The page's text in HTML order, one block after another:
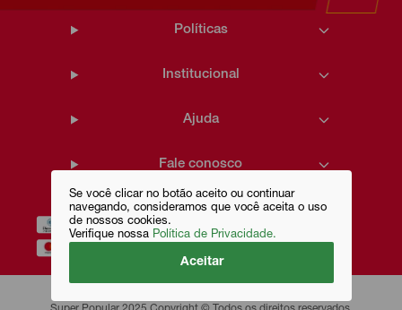
Se você clicar no botão aceito ou continuar
navegando, consideramos que você aceita o uso
de nossos cookies.
Verifique nossa Política de Privacidade.
Aceitar
Políticas
Institucional
Ajuda
Fale conosco